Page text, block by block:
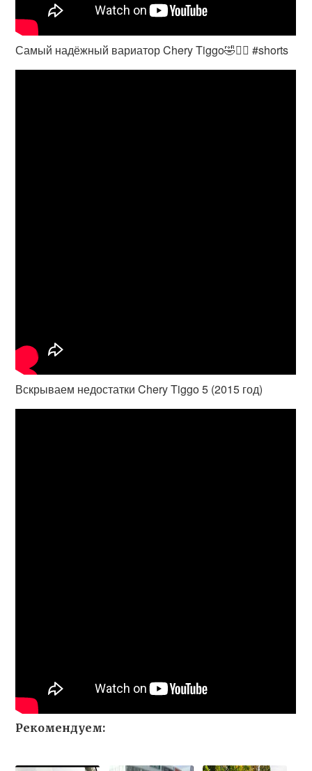
Самый надёжный вариатор Chery Tiggo🤣🤦‍♂️ #shorts
Вскрываем недостатки Chery Tiggo 5 (2015 год)
Рекомендуем: